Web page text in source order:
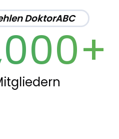
DoktorABC